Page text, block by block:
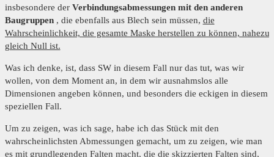
insbesondere derVerbindungsabmessungen mit den anderen
Baugruppen , die ebenfalls aus Blech sein müssen, die
Wahrscheinlichkeit, die gesamte Maske herstellen zu können, nahezu
gleich Null ist.
Was ich denke, ist, dass SW in diesem Fall nur das tut, was wir
wollen, von dem Moment an, in dem wir ausnahmslos alle
Dimensionen angeben können, und besonders die eckigen in diesem
speziellen Fall.
Um zu zeigen, was ich sage, habe ich das Stück mit den
wahrscheinlichsten Abmessungen gemacht, um zu zeigen, wie man
es mit grundlegenden Falten macht, die die skizzierten Falten sind,